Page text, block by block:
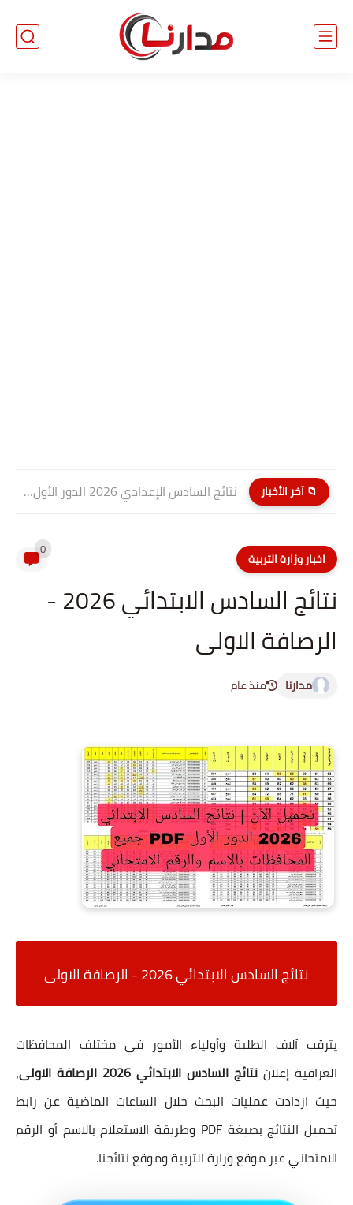
📁 آخر الأخبار نتائج السادس الإعدادي 2026 الدور الأول PDF كربلاء المقدسة| موقع...
اخبار وزارة التربية 0
نتائج السادس الابتدائي 2026 -
الرصافة الاولى
مدارنا منذ عام
نتائج السادس الابتدائي 2026 - الرصافة الاولى
يترقب آلاف الطلبة وأولياء الأمور في مختلف المحافظات
العراقية إعلان نتائج السادس الابتدائي 2026 الرصافة الاولى
،
حيث ازدادت عمليات البحث خلال الساعات الماضية عن رابط
تحميل النتائج بصيغة PDF وطريقة الاستعلام بالاسم أو الرقم
الامتحاني عبر موقع وزارة التربية وموقع نتائجنا.